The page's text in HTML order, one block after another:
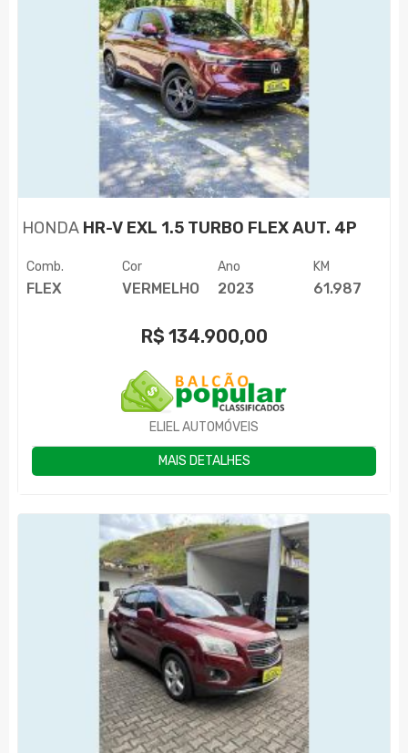
HONDA HR-V EXL 1.5 TURBO FLEX AUT. 4P
Comb.
FLEX
Cor
VERMELHO
Ano
2023
KM
61.987
R$ 134.900,00
ELIEL AUTOMÓVEIS
MAIS DETALHES